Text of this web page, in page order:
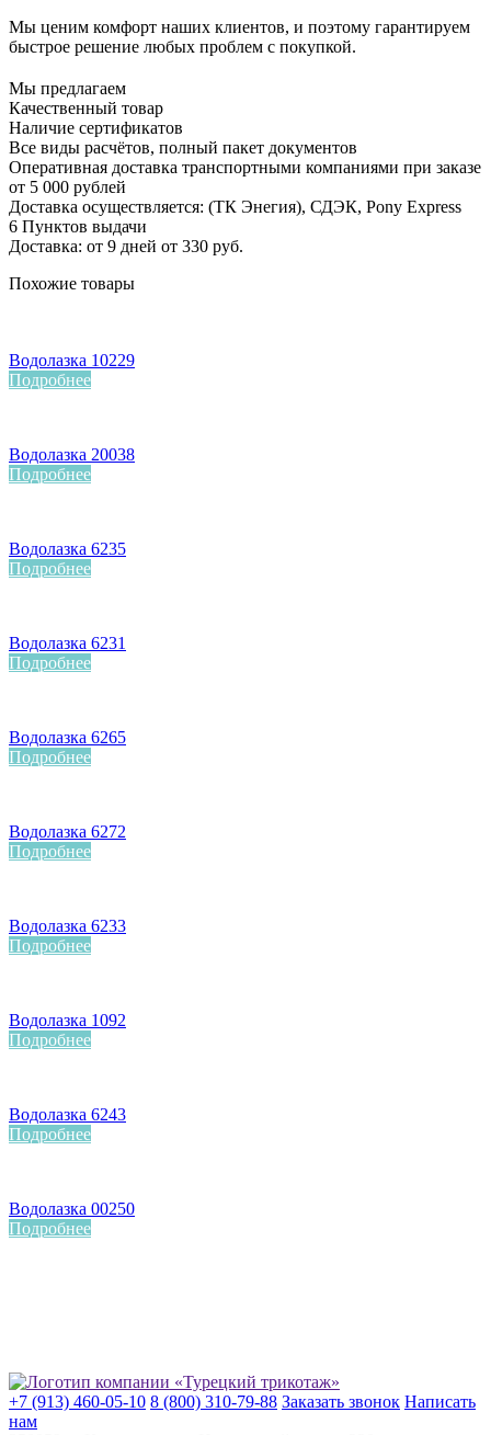
Мы ценим комфорт наших клиентов, и поэтому гарантируем
быстрое решение любых проблем с покупкой.
Мы предлагаем
Качественный товар
Наличие сертификатов
Все виды расчётов, полный пакет документов
Оперативная доставка транспортными компаниями при заказе
от 5 000 рублей
Доставка осуществляется: (ТК Энегия), СДЭК, Pony Express
6 Пунктов выдачи
Доставка: от 9 дней от 330 руб.
Похожие товары
Водолазка 10229
Подробнее
Водолазка 20038
Подробнее
Водолазка 6235
Подробнее
Водолазка 6231
Подробнее
Водолазка 6265
Подробнее
Водолазка 6272
Подробнее
Водолазка 6233
Подробнее
Водолазка 1092
Подробнее
Водолазка 6243
Подробнее
Водолазка 00250
Подробнее
+7 (913) 460-05-10 8 (800) 310-79-88 Заказать звонок Написать
нам